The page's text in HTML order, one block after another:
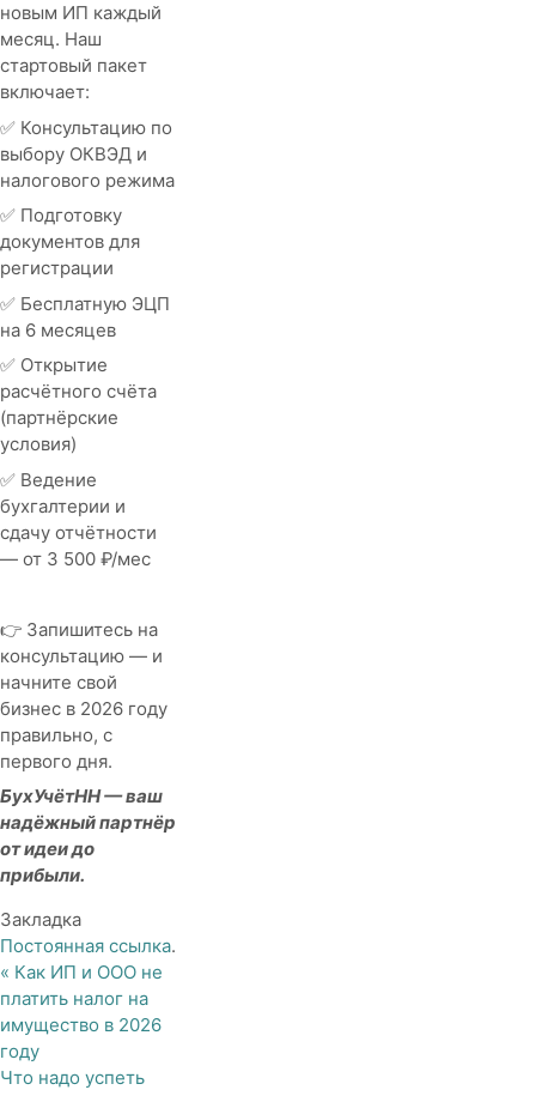
новым ИП каждый
месяц. Наш
стартовый пакет
включает:
✅ Консультацию по
выбору ОКВЭД и
налогового режима
✅ Подготовку
документов для
регистрации
✅ Бесплатную ЭЦП
на 6 месяцев
✅ Открытие
расчётного счёта
(партнёрские
условия)
✅ Ведение
бухгалтерии и
сдачу отчётности
— от 3 500 ₽/мес
👉 Запишитесь на
консультацию — и
начните свой
бизнес в 2026 году
правильно, с
первого дня.
БухУчётНН — ваш
надёжный партнёр
от идеи до
прибыли.
Закладка
Постоянная ссылка.
« Как ИП и ООО не
платить налог на
имущество в 2026
году
Что надо успеть